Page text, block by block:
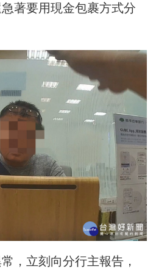
著要用現金包裹方式分
，立刻向分行主報告，